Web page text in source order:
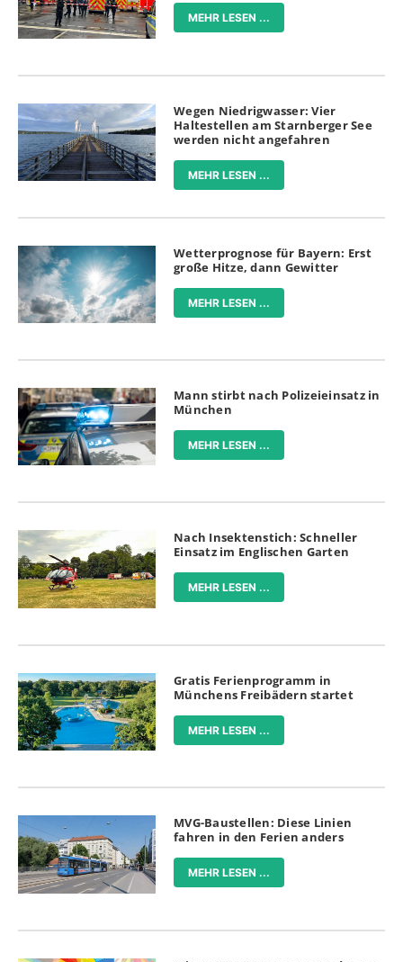
MEHR LESEN ...
Wegen Niedrigwasser: Vier
Haltestellen am Starnberger See
werden nicht angefahren
MEHR LESEN ...
Wetterprognose für Bayern: Erst
große Hitze, dann Gewitter
MEHR LESEN ...
Mann stirbt nach Polizeieinsatz in
München
MEHR LESEN ...
Nach Insektenstich: Schneller
Einsatz im Englischen Garten
MEHR LESEN ...
Gratis Ferienprogramm in
Münchens Freibädern startet
MEHR LESEN ...
MVG-Baustellen: Diese Linien
fahren in den Ferien anders
MEHR LESEN ...